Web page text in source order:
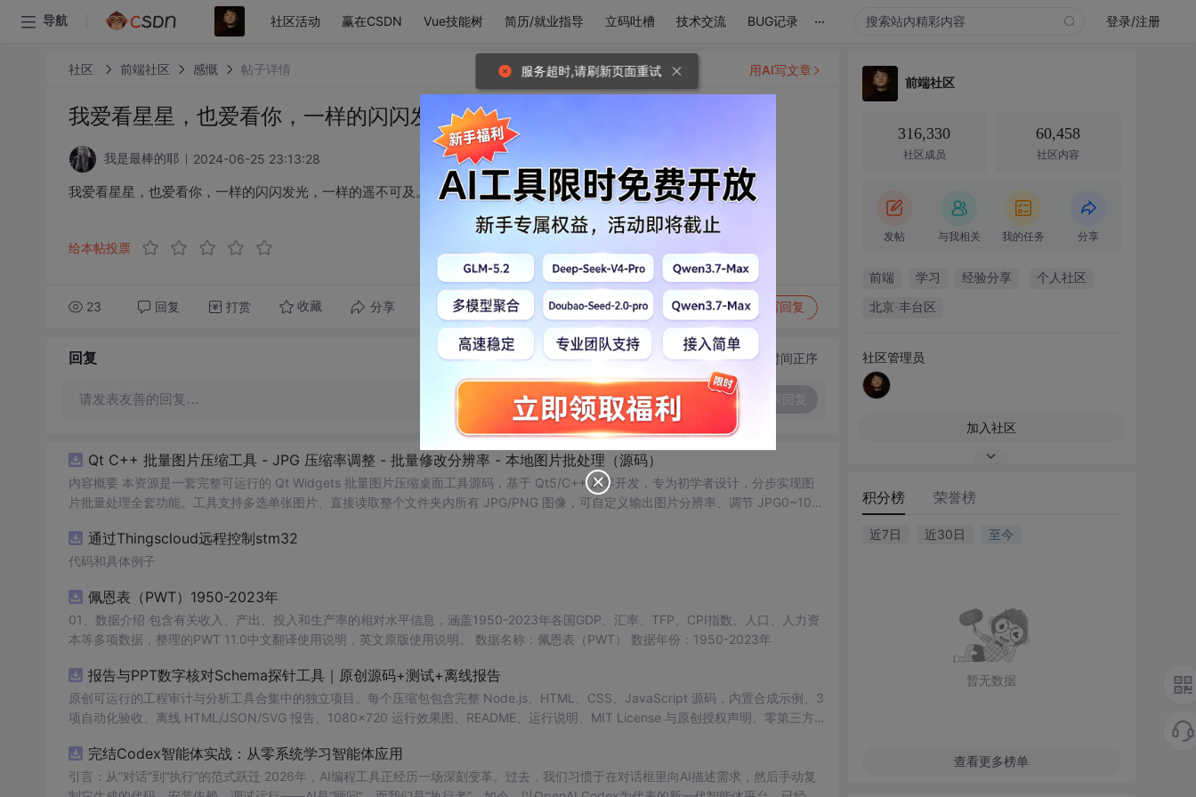
导航 社区活动 赢在CSDN Vue技能树 简历/就业指导 立码吐槽 技术交流 BUG记录 ... 登录/注册
社区 前端社区 感慨 帖子详情
我爱看星星，也爱看你，一样的闪闪发光，一样的遥不可及。
我是最棒的耶 2024-06-25 23:13:28
我爱看星星，也爱看你，一样的闪闪发光，一样的遥不可及。
给本帖投票
23 回复 打赏 收藏 分享 转发到动态 举报 写回复
用AI写文章
回复 切换为时间正序
请发表友善的回复…
Qt C++ 批量图片压缩工具 - JPG 压缩率调整 - 批量修改分辨率 - 本地图片批处理（源码）
内容概要 本资源是一套完整可运行的 Qt Widgets 批量图片压缩桌面工具源码，基于 Qt5/C++ 从零开发，专为初学者设计，分步实现图
片批量处理全套功能。工具支持多选单张图片、直接读取整个文件夹内所有 JPG/PNG 图像，可自定义输出图片分辨率、调节 JPG0~100
示压缩效果。 适用人群 Qt/C++ 零基础初学者，学习 QImage 图像绘图、文件目录遍历、UI 交互开发； 需要本地批量处理图片的办公、
设计、自媒体从业者； 想要学习图片缩放、JPG 压缩、本地文件 IO、进度条交互的开发学习者。 使用场景 自媒体批量压缩配图，降低图
QImage 缩放保存、QSlider 参数联动、批量循环界面防卡顿、文件大小格式化转换全套 Qt 图像开发实战案例。 工具核心功能清单 双模
式导入图片：手动多选单张图片 / 一键读取整个文件夹全部图片； 自定义输出宽高分辨率，支持锁定原始宽高比，避免图片拉伸变形； 滑
块调节 JPG 压缩质量 0~100，平衡图片清晰度与文件占用大小； 自定义输出保存目录，批量生成压缩后的图片文件； 实时进度条展示处
数、成功数量、单张大小对比、整体压缩节省空间比例； 完整模块化代码，功能拆分清晰，每段代码附带详细注释，新手可分步拆解学
习。 其他说明 开发环境：Qt Creator + Qt5.15 MSVC，Windows 平台可直接编译运行； 源码结构清晰，功能
通过Thingscloud远程控制stm32
代码和具体例子
佩恩表（PWT）1950-2023年
01、数据介绍 包含有关收入、产出、投入和生产率的相对水平信息，涵盖1950-2023年各国GDP、汇率、TFP、CPI指数、人口、人力资
本等多项数据，整理的PWT 11.0中文翻译使用说明，英文原版使用说明。 数据名称：佩恩表（PWT） 数据年份：1950-2023年
报告与PPT数字核对Schema探针工具｜原创源码+测试+离线报告
原创可运行的工程审计与分析工具合集中的独立项目。每个压缩包包含完整 Node.js、HTML、CSS、JavaScript 源码，内置合成示例、3
项自动化验收、离线 HTML/JSON/SVG 报告、1080×720 运行效果图、README、运行说明、MIT License 与原创授权声明。零第三方
示与二次开发。运行方法：Node.js 18+ 下执行 npm test 与 npm run report，或启动静态服务器打开 index.html。
完结Codex智能体实战：从零系统学习智能体应用
引言：从“对话”到“执行”的范式跃迁 2026年，AI编程工具正经历一场深刻变革。过去，我们习惯于在对话框里向AI描述需求，然后手动复
前端社区
316,330
社区成员
60,458
社区内容
发帖 与我相关 我的任务 分享
前端 学习 经验分享 个人社区
北京·丰台区
社区管理员
加入社区
积分榜 荣誉榜
近7日 近30日 至今
暂无数据
查看更多榜单
服务超时,请刷新页面重试